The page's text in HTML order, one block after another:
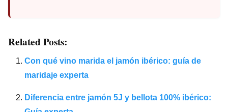
Related Posts:
Con qué vino marida el jamón ibérico: guía de
maridaje experta
Diferencia entre jamón 5J y bellota 100% ibérico: